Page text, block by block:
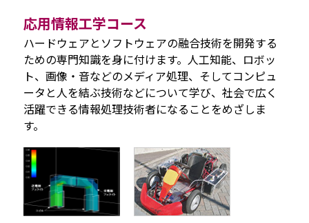
応用情報工学コース
ハードウェアとソフトウェアの融合技術を開発する
ための専門知識を身に付けます。人工知能、ロボッ
ト、画像・音などのメディア処理、そしてコンピュ
ータと人を結ぶ技術などについて学び、社会で広く
活躍できる情報処理技術者になることをめざしま
す。